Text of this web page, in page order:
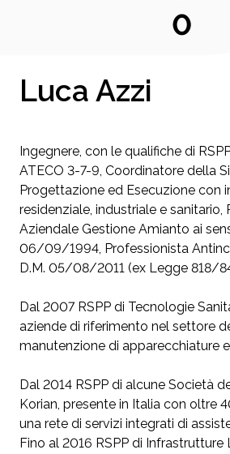
0
Luca Azzi
Ingegnere, con le qualifiche di
ATECO 3-7-9, Coordinatore della
Progettazione ed Esecuzione con
residenziale, industriale e sanitario,
Aziendale Gestione Amianto ai
06/09/1994, Professionista
D.M. 05/08/2011 (ex Legge 818/
Dal 2007 RSPP di Tecnologie
aziende di riferimento nel settore
manutenzione di apparecchiature
Dal 2014 RSPP di alcune Società
Korian, presente in Italia con oltre
una rete di servizi integrati di
Fino al 2016 RSPP di Infrastrutture